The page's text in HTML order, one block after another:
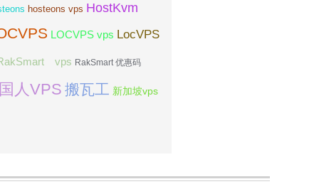
hosteons vps HostKvm
LOCVPS vps LocVPS
vps RakSmart 优惠码
人VPS 搬瓦工 新加坡vps